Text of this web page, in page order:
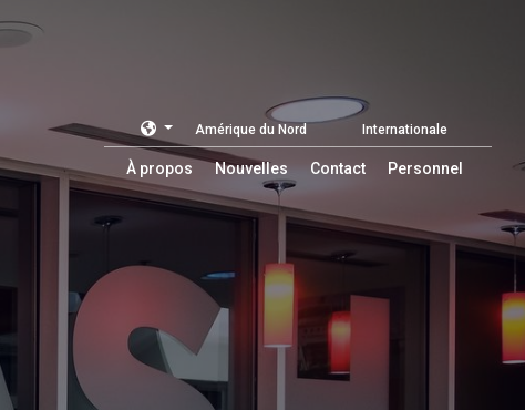
À propos Nouvelles Contact Personnel
Amérique du Nord Internationale